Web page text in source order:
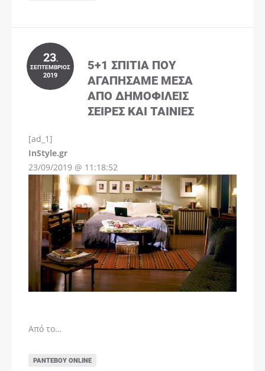
23.
ΣΕΠΤΈΜΒΡΙΟΣ
2019
5+1 ΣΠΊΤΙΑ ΠΟΥ
ΑΓΑΠΉΣΑΜΕ ΜΈΣΑ
ΑΠΌ ΔΗΜΟΦΙΛΕΊΣ
ΣΕΙΡΈΣ ΚΑΙ ΤΑΙΝΊΕΣ
[ad_1]
InStyle.gr
23/09/2019 @ 11:18:52
Από το…
ΡΑΝΤΕΒΟΎ ONLINE